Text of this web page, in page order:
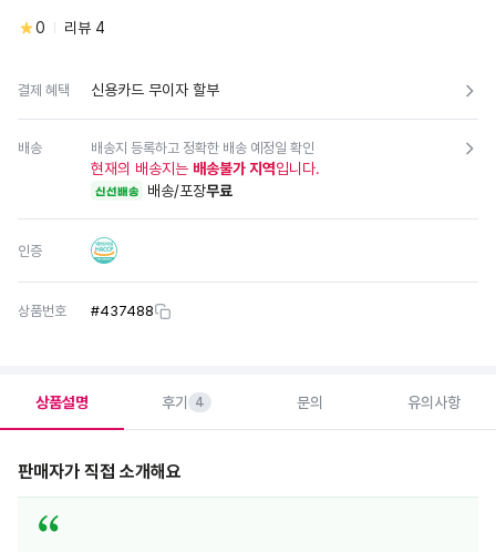
0 리뷰 4
결제 혜택 신용카드 무이자 할부
배송 배송지 등록하고 정확한 배송 예정일 확인
현재의 배송지는 배송불가 지역입니다.
신선배송 배송/포장무료
인증
상품번호 #437488
상품설명 후기 4 문의 유의사항
판매자가 직접 소개해요